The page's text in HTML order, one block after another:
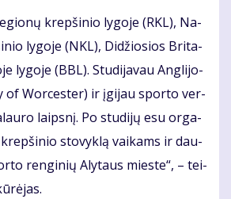
krep­ši­nio ly­go­je (RKL), Na­
ly­go­je (NKL), Di­džio­sios Bri­ta­
ly­go­je (BBL). Stu­di­ja­vau An­gli­jo­
of Wor­ces­ter) ir įgi­jau spor­to ver­
laips­nį. Po stu­di­jų esu or­ga­
sto­vyk­lą vai­kams ir dau­
ren­gi­nių Aly­taus mies­te“, – tei­